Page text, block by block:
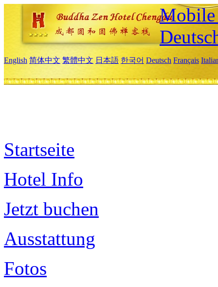
Mobile
English 简体中文 繁體中文 日本語 한국어 Deutsch Français
Startseite
Hotel Info
Jetzt buchen
Ausstattung
Fotos